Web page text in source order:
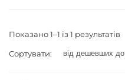
Показано 1–1 із 1 результатів
Сортувати: